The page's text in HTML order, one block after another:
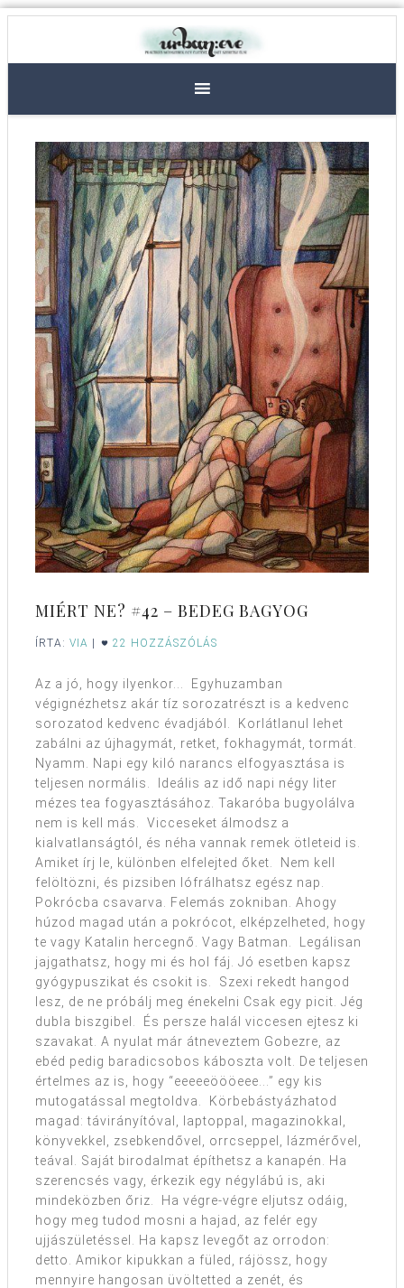
MIÉRT NE? #42 – BEDEG BAGYOG
ÍRTA: VIA | 22 HOZZÁSZÓLÁS
Az a jó, hogy ilyenkor... Egyhuzamban
végignézhetsz akár tíz sorozatrészt is a kedvenc
sorozatod kedvenc évadjából. Korlátlanul lehet
zabálni az újhagymát, retket, fokhagymát, tormát.
Nyamm. Napi egy kiló narancs elfogyasztása is
teljesen normális. Ideális az idő napi négy liter
mézes tea fogyasztásához. Takaróba bugyolálva
nem is kell más. Vicceseket álmodsz a
kialvatlanságtól, és néha vannak remek ötleteid is.
Amiket írj le, különben elfelejted őket. Nem kell
felöltözni, és pizsiben lófrálhatsz egész nap.
Pokrócba csavarva. Felemás zokniban. Ahogy
húzod magad után a pokrócot, elképzelheted, hogy
te vagy Katalin hercegnő. Vagy Batman. Legálisan
jajgathatsz, hogy mi és hol fáj. Jó esetben kapsz
gyógypuszikat és csokit is. Szexi rekedt hangod
lesz, de ne próbálj meg énekelni Csak egy picit. Jég
dubla biszgibel. És persze halál viccesen ejtesz ki
szavakat. A nyulat már átneveztem Gobezre, az
ebéd pedig baradicsobos káboszta volt. De teljesen
értelmes az is, hogy “eeeeeöööeee...” egy kis
mutogatással megtoldva. Körbebástyázhatod
magad: távirányítóval, laptoppal, magazinokkal,
könyvekkel, zsebkendővel, orrcseppel, lázmérővel,
teával. Saját birodalmat építhetsz a kanapén. Ha
szerencsés vagy, érkezik egy négylábú is, aki
mindeközben őriz. Ha végre-végre eljutsz odáig,
hogy meg tudod mosni a hajad, az felér egy
ujjászületéssel. Ha kapsz levegőt az orrodon:
detto. Amikor kipukkan a füled, rájössz, hogy
mennyire hangosan üvöltetted a zenét, és